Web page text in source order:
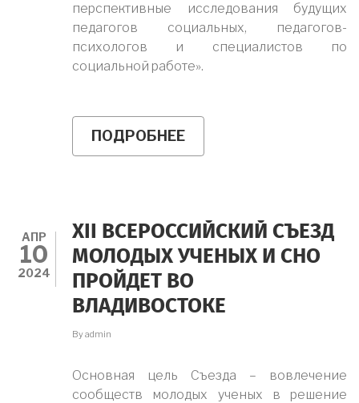
перспективные исследования будущих
педагогов социальных, педагогов-
психологов и специалистов по
социальной работе».
ПОДРОБНЕЕ
ЧЛЕНЫ
СТУДЕНЧЕСКОЙ
НАУЧНО-
ПРАКТИЧЕСКОЙ
КОНФЕРЕНЦИИ
В
Г.
МИНСКЕ
АПР
10
2024
XII ВСЕРОССИЙСКИЙ СЪЕЗД
МОЛОДЫХ УЧЕНЫХ И СНО
ПРОЙДЕТ ВО
ВЛАДИВОСТОКЕ
Byadmin
Основная цель Съезда – вовлечение
сообществ молодых ученых в решение